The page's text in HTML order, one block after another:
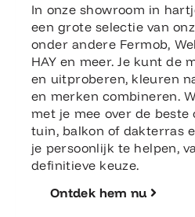
In onze showroom in
een grote selectie van
onder andere Fermob,
HAY en meer. Je kunt de
en uitproberen, kleuren
en merken combineren.
met je mee over de
tuin, balkon of dakterras
je persoonlijk te helpen,
definitieve keuze.
Ontdek hem nu